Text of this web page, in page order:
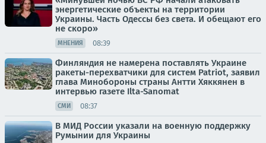
энергетические объекты на территории
Украины. Часть Одессы без света. И обещают его
не скоро»
МНЕНИЯ 08:39
Финляндия не намерена поставлять Украине
ракеты-перехватчики для систем Patriot, заявил
глава Минобороны страны Антти Хяккянен в
интервью газете Ilta-Sanomat
СМИ 08:37
В МИД России указали на военную поддержку
Румынии для Украины